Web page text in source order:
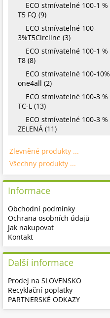
ECO stmívatelné 100-1 %
T5 FQ (9)
ECO stmívatelné 100-
3%T5Circline (3)
ECO stmívatelné 100-1 %
T8 (8)
ECO stmívatelné 100-10%
one4all (2)
ECO stmívatelné 100-3 %
TC-L (13)
ECO stmívatelné 100-3 %
ZELENÁ (11)
Zlevněné produkty ...
Všechny produkty ...
Informace
Obchodní podmínky
Ochrana osobních údajů
Jak nakupovat
Kontakt
Další informace
Prodej na SLOVENSKO
Recyklační poplatky
PARTNERSKÉ ODKAZY